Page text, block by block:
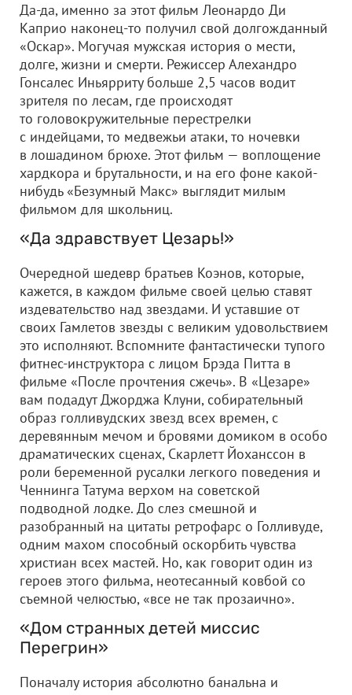
Да-да, именно за этот фильм Леонардо Ди
Каприо наконец-то получил свой долгожданный
«Оскар». Могучая мужская история о мести,
долге, жизни и смерти. Режиссер Алехандро
Гонсалес Иньярриту больше 2,5 часов водит
зрителя по лесам, где происходят
то головокружительные перестрелки
с индейцами, то медвежьи атаки, то ночевки
в лошадином брюхе. Этот фильм — воплощение
хардкора и брутальности, и на его фоне какой-
нибудь «Безумный Макс» выглядит милым
фильмом для школьниц.
«Да здравствует Цезарь!»
Очередной шедевр братьев Коэнов, которые,
кажется, в каждом фильме своей целью ставят
издевательство над звездами. И уставшие от
своих Гамлетов звезды с великим удовольствием
это исполняют. Вспомните фантастически тупого
фитнес-инструктора с лицом Брэда Питта в
фильме «После прочтения сжечь». В «Цезаре»
вам подадут Джорджа Клуни, собирательный
образ голливудских звезд всех времен, с
деревянным мечом и бровями домиком в особо
драматических сценах, Скарлетт Йоханссон в
роли беременной русалки легкого поведения и
Ченнинга Татума верхом на советской
подводной лодке. До слез смешной и
разобранный на цитаты ретрофарс о Голливуде,
одним махом способный оскорбить чувства
христиан всех мастей. Но, как говорит один из
героев этого фильма, неотесанный ковбой со
съемной челюстью, «все не так прозаично».
«Дом странных детей миссис
Перегрин»
Поначалу история абсолютно банальна и